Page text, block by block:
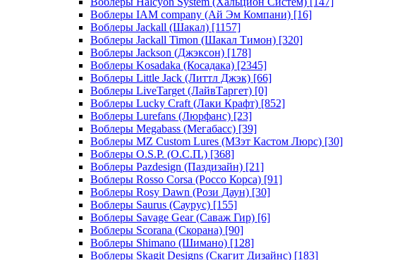
Воблеры IAM company (Ай Эм Компани) [16]
Воблеры Jackall (Шакал) [1157]
Воблеры Jackall Timon (Шакал Тимон) [320]
Воблеры Jackson (Джэксон) [178]
Воблеры Kosadaka (Косадака) [2345]
Воблеры Little Jack (Литтл Джэк) [66]
Воблеры LiveTarget (ЛайвТаргет) [0]
Воблеры Lucky Craft (Лаки Крафт) [852]
Воблеры Lurefans (Люрфанс) [23]
Воблеры Megabass (Мегабасс) [39]
Воблеры MZ Custom Lures (МЗэт Кастом Люрс) [30]
Воблеры O.S.P. (О.С.П.) [368]
Воблеры Pazdesign (Паздизайн) [21]
Воблеры Rosso Corsa (Россо Корса) [91]
Воблеры Rosy Dawn (Рози Даун) [30]
Воблеры Saurus (Саурус) [155]
Воблеры Savage Gear (Саваж Гир) [6]
Воблеры Scorana (Скорана) [90]
Воблеры Shimano (Шимано) [128]
Воблеры Skagit Designs (Скагит Дизайнс) [183]